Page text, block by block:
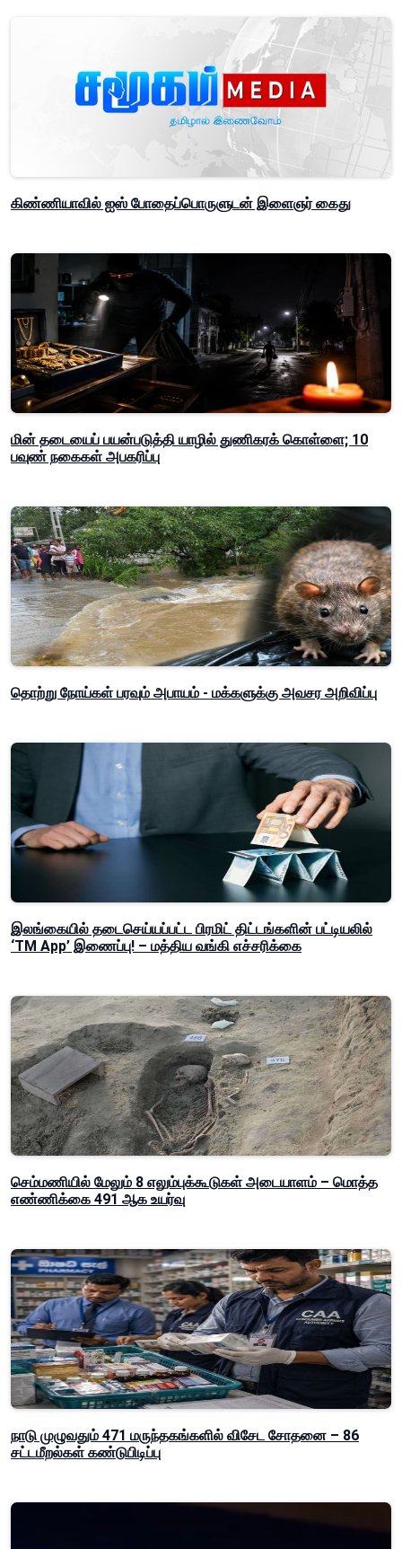
கிண்ணியாவில் ஐஸ் போதைப்பொருளுடன் இளைஞர் கைது
மின் தடையைப் பயன்படுத்தி யாழில் துணிகரக் கொள்ளை; 10
பவுண் நகைகள் அபகரிப்பு
தொற்று நோய்கள் பரவும் அபாயம் - மக்களுக்கு அவசர அறிவிப்பு
இலங்கையில் தடைசெய்யப்பட்ட பிரமிட் திட்டங்களின் பட்டியலில்
‘TM App’ இணைப்பு! – மத்திய வங்கி எச்சரிக்கை
செம்மணியில் மேலும் 8 எலும்புக்கூடுகள் அடையாளம் – மொத்த
எண்ணிக்கை 491 ஆக உயர்வு
நாடு முழுவதும் 471 மருந்தகங்களில் விசேட சோதனை – 86
சட்டமீறல்கள் கண்டுபிடிப்பு